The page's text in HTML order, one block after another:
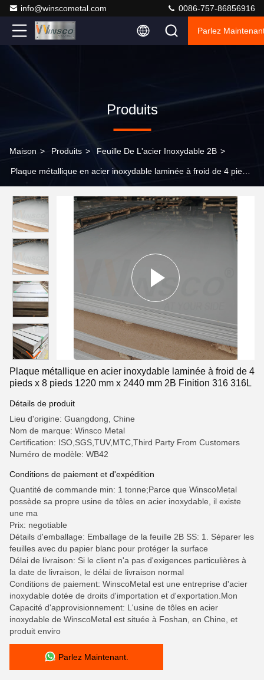
info@winscometal.com 0086-757-86856916
Parlez
Produits
Maison > Produits > Feuille De L'acier Inoxydable 2B >
Plaque métallique en acier inoxydable laminée à froid de 4 pieds
Plaque métallique en acier inoxydable laminée à froid de 4
pieds x 8 pieds 1220 mm x 2440 mm 2B Finition 316 316L
Détails de produit
Lieu d'origine: Guangdong, Chine
Nom de marque: Winsco Metal
Certification: ISO,SGS,TUV,MTC,Third Party From Customers
Numéro de modèle: WB42
Conditions de paiement et d'expédition
Quantité de commande min: 1 tonne;Parce que WinscoMetal
possède sa propre usine de tôles en acier inoxydable, il existe
une ma
Prix: negotiable
Détails d'emballage: Emballage de la feuille 2B SS: 1. Séparer les
feuilles avec du papier blanc pour protéger la surface
Délai de livraison: Si le client n'a pas d'exigences particulières à
la date de livraison, le délai de livraison normal
Conditions de paiement: WinscoMetal est une entreprise d'acier
inoxydable dotée de droits d'importation et d'exportation.Mon
Capacité d'approvisionnement: L'usine de tôles en acier
inoxydable de WinscoMetal est située à Foshan, en Chine, et
produit enviro
Parlez Maintenant.